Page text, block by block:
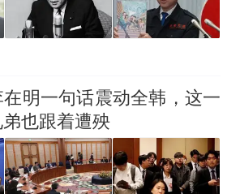
明一句话震动全韩，这一
也跟着遭殃